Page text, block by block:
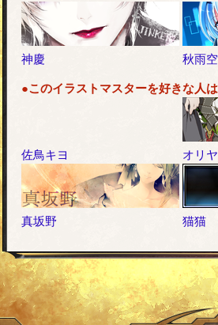
神慶 秋雨
●このイラストマスターを好きな人
佐鳥キヨ オリヤ
真坂野 猫猫